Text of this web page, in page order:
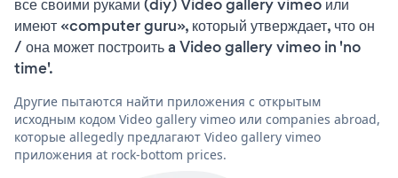
имеют «computer guru», который утверждает, что он
/ она может построить a Video gallery vimeo in 'no
time'.
Другие пытаются найти приложения с открытым
исходным кодом Video gallery vimeo или companies abroad,
которые allegedly предлагают Video gallery vimeo
приложения at rock-bottom prices.